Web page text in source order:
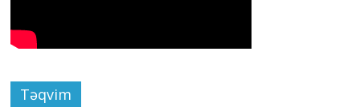
Təqvim